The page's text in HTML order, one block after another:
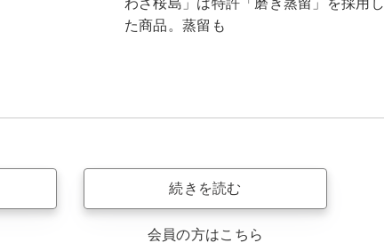
た商品。蒸留も
続きを読む
会員の方はこちら